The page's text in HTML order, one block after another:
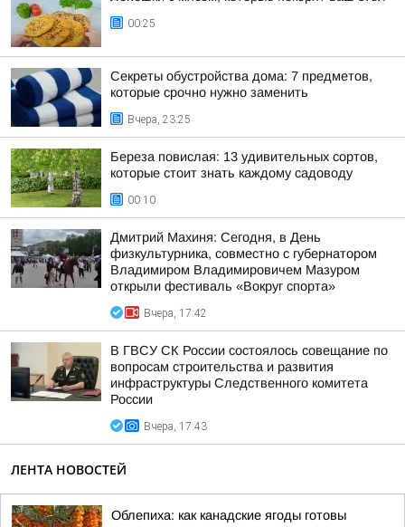
00:25
Секреты обустройства дома: 7 предметов,
которые срочно нужно заменить
Вчера, 23:25
Береза повислая: 13 удивительных сортов,
которые стоит знать каждому садоводу
00:10
Дмитрий Махиня: Сегодня, в День
физкультурника, совместно с губернатором
Владимиром Владимировичем Мазуром
открыли фестиваль «Вокруг спорта»
Вчера, 17:42
В ГВСУ СК России состоялось совещание по
вопросам строительства и развития
инфраструктуры Следственного комитета
России
Вчера, 17:43
ЛЕНТА НОВОСТЕЙ
Облепиха: как канадские ягоды готовы